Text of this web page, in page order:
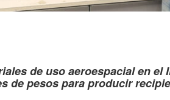
de uso aeroespacial en el
de pesos para producir